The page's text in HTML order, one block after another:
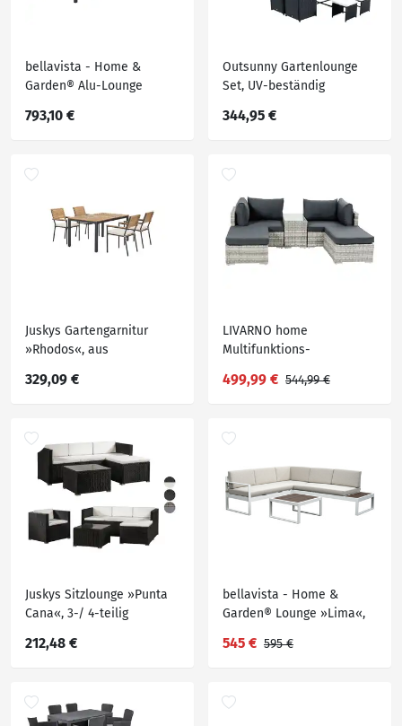
bellavista - Home &
Garden® Alu-Lounge
793,10 €
Outsunny Gartenlounge
Set, UV-beständig
344,95 €
Juskys Gartengarnitur
»Rhodos«, aus
329,09 €
LIVARNO home
Multifunktions-
teilig, hellgrau
499,99 € 544,99 €
Juskys Sitzlounge »Punta
Cana«, 3-/ 4-teilig
212,48 €
bellavista - Home &
Garden® Lounge »Lima«,
545 € 595 €